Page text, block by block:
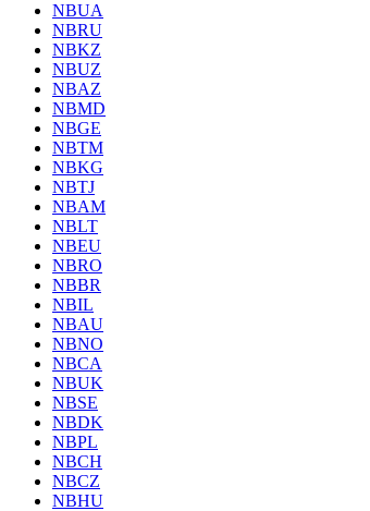
NBUA
NBRU
NBKZ
NBUZ
NBAZ
NBMD
NBGE
NBTM
NBKG
NBTJ
NBAM
NBLT
NBEU
NBRO
NBBR
NBIL
NBAU
NBNO
NBCA
NBUK
NBSE
NBDK
NBPL
NBCH
NBCZ
NBHU